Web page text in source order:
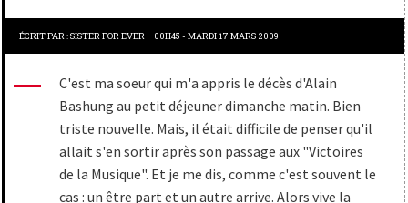
ÉCRIT PAR :SISTER FOR EVER 00H45 -MARDI 17 MARS 2009
C'est ma soeur qui m'a appris le décès d'Alain
Bashung au petit déjeuner dimanche matin. Bien
triste nouvelle. Mais, il était difficile de penser qu'il
allait s'en sortir après son passage aux "Victoires
de la Musique". Et je me dis, comme c'est souvent le
cas : un être part et un autre arrive. Alors vive la